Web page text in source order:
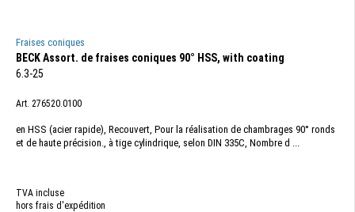
Fraises coniques
BECK Assort. de fraises coniques 90° HSS, with coating
6.3-25
Art. 276520.0100
en HSS (acier rapide), Recouvert, Pour la réalisation de chambrages 90° ronds
et de haute précision., à tige cylindrique, selon DIN 335C, Nombre d ...
TVA incluse
hors frais d'expédition